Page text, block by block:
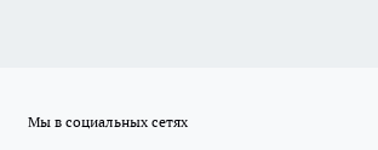
Мы в социальных сетях